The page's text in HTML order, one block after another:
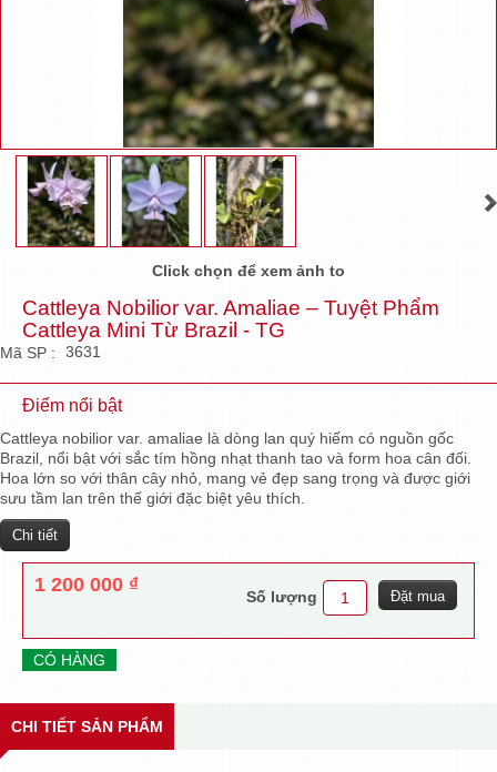
Click chọn để xem ảnh to
Cattleya Nobilior var. Amaliae – Tuyệt Phẩm
Cattleya Mini Từ Brazil - TG
Mã SP : 3631
Điểm nổi bật
Cattleya nobilior var. amaliae là dòng lan quý hiếm có nguồn gốc
Brazil, nổi bật với sắc tím hồng nhạt thanh tao và form hoa cân đối.
Hoa lớn so với thân cây nhỏ, mang vẻ đẹp sang trọng và được giới
sưu tầm lan trên thế giới đặc biệt yêu thích.
Chi tiết
1 200 000 ₫
Số lượng
CÓ HÀNG
CHI TIẾT SẢN PHẨM